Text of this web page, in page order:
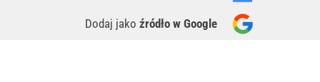
Dodaj jako źródło w Google